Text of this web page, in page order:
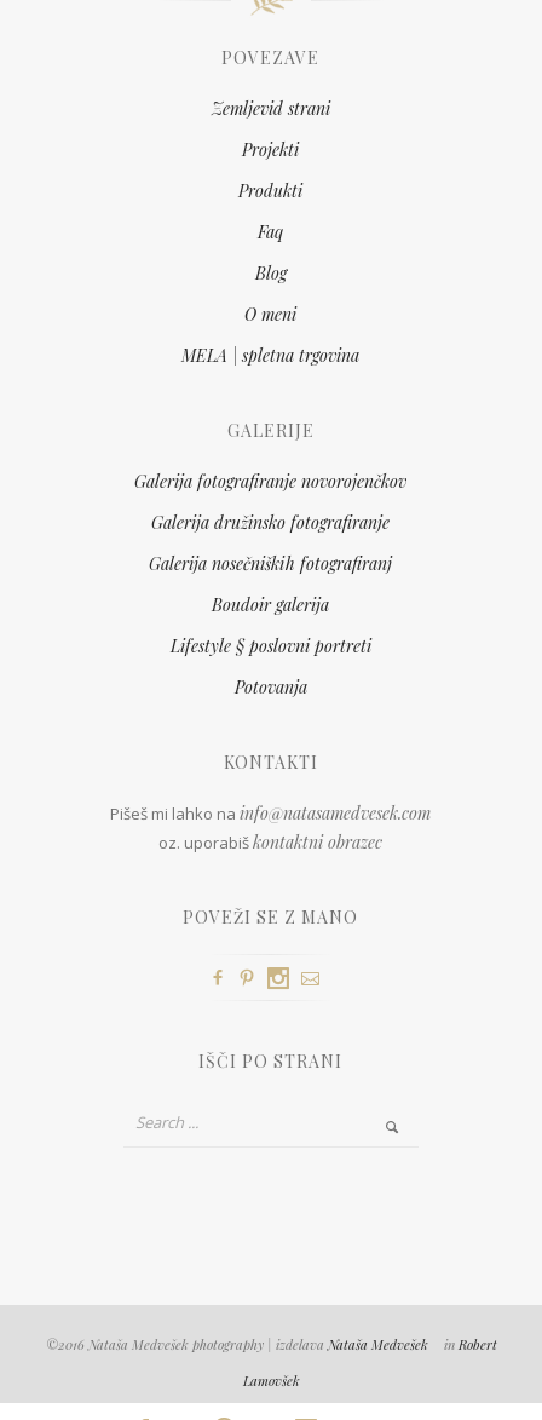
POVEZAVE
Zemljevid strani
Projekti
Produkti
Faq
Blog
O meni
MELA | spletna trgovina
GALERIJE
Galerija fotografiranje novorojenčkov
Galerija družinsko fotografiranje
Galerija nosečniških fotografiranj
Boudoir galerija
Lifestyle § poslovni portreti
Potovanja
KONTAKTI
Pišeš mi lahko nainfo@natasamedvesek.com
oz. uporabiškontaktni obrazec
POVEŽI SE Z MANO
IŠČI PO STRANI
©2016 Nataša Medvešek photography | izdelava Nataša Medvešek in Robert
Lamovšek